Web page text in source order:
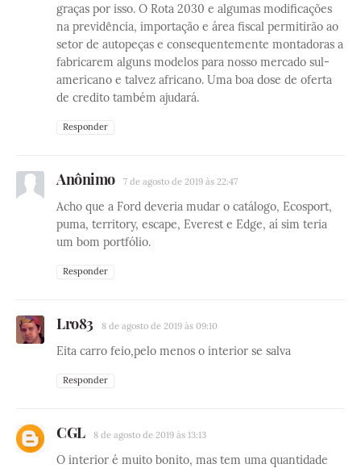
graças por isso. O Rota 2030 e algumas modificações
na previdência, importação e área fiscal permitirão ao
setor de autopeças e consequentemente montadoras a
fabricarem alguns modelos para nosso mercado sul-
americano e talvez africano. Uma boa dose de oferta
de credito também ajudará.
Responder
Anônimo 7 de agosto de 2019 às 22:47
Acho que a Ford deveria mudar o catálogo, Ecosport,
puma, territory, escape, Everest e Edge, aí sim teria
um bom portfólio.
Responder
Lro83 8 de agosto de 2019 às 09:10
Eita carro feio,pelo menos o interior se salva
Responder
CGL 8 de agosto de 2019 às 13:13
O interior é muito bonito, mas tem uma quantidade